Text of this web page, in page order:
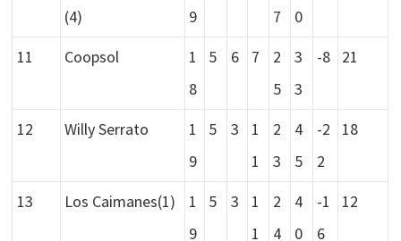
(4)
9
7
0
11 Coopsol
1
8
5 6 7
2
5
3
3
-8 21
12 Willy Serrato
1
9
5 3
1
1
2
3
4
5
-2
2
18
13 Los Caimanes(1)
1
9
5 3
1
1
2
4
4
0
-1
6
12